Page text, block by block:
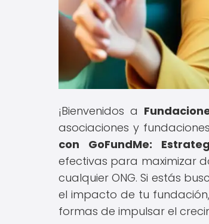
¡Bienvenidos a
asociaciones y
con GoFundMe:
efectivas para maximizar
cualquier ONG. Si estás
el impacto de tu
formas de impulsar el